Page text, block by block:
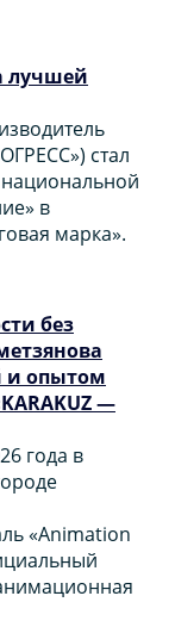
лучшей
стал
в
марка».
без
и опытом
—
года в
«Animation